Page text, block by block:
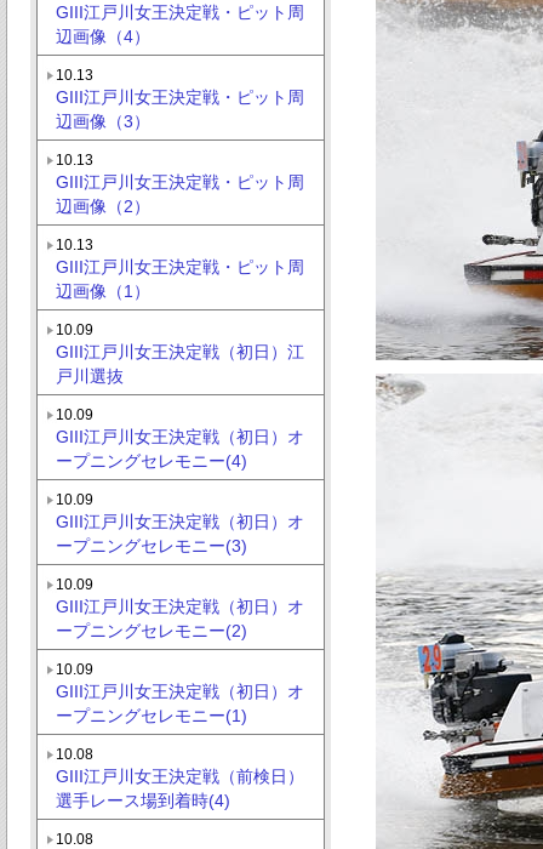
GIII江戸川女王決定戦・ピット周
辺画像（4）
10.13
GIII江戸川女王決定戦・ピット周
辺画像（3）
10.13
GIII江戸川女王決定戦・ピット周
辺画像（2）
10.13
GIII江戸川女王決定戦・ピット周
辺画像（1）
10.09
GIII江戸川女王決定戦（初日）江
戸川選抜
10.09
GIII江戸川女王決定戦（初日）オ
ープニングセレモニー(4)
10.09
GIII江戸川女王決定戦（初日）オ
ープニングセレモニー(3)
10.09
GIII江戸川女王決定戦（初日）オ
ープニングセレモニー(2)
10.09
GIII江戸川女王決定戦（初日）オ
ープニングセレモニー(1)
10.08
GIII江戸川女王決定戦（前検日）
選手レース場到着時(4)
10.08